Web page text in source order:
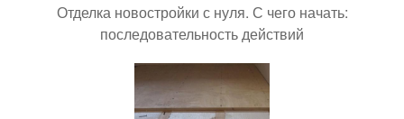
Отделка новостройки с нуля. С чего начать:
последовательность действий